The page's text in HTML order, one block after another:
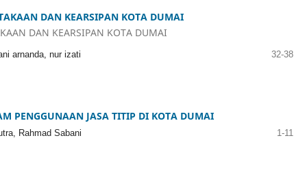
DAN KEARSIPAN KOTA DUMAI
DAN KEARSIPAN KOTA DUMAI
arnanda, nur izati 32-38
PENGGUNAAN JASA TITIP DI KOTA DUMAI
Rahmad Sabani 1-11